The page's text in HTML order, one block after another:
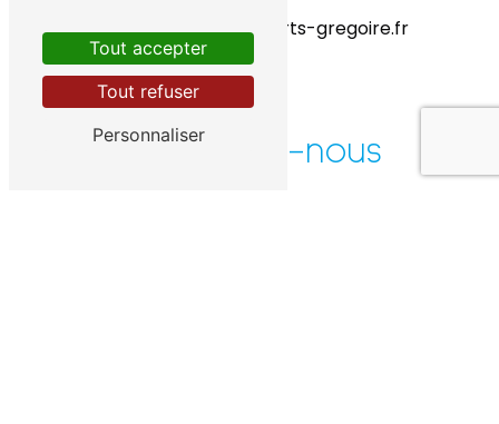
exploitation@transports-gregoire.fr
Contactez-nous
Tout accepter
Tout refuser
Personnaliser